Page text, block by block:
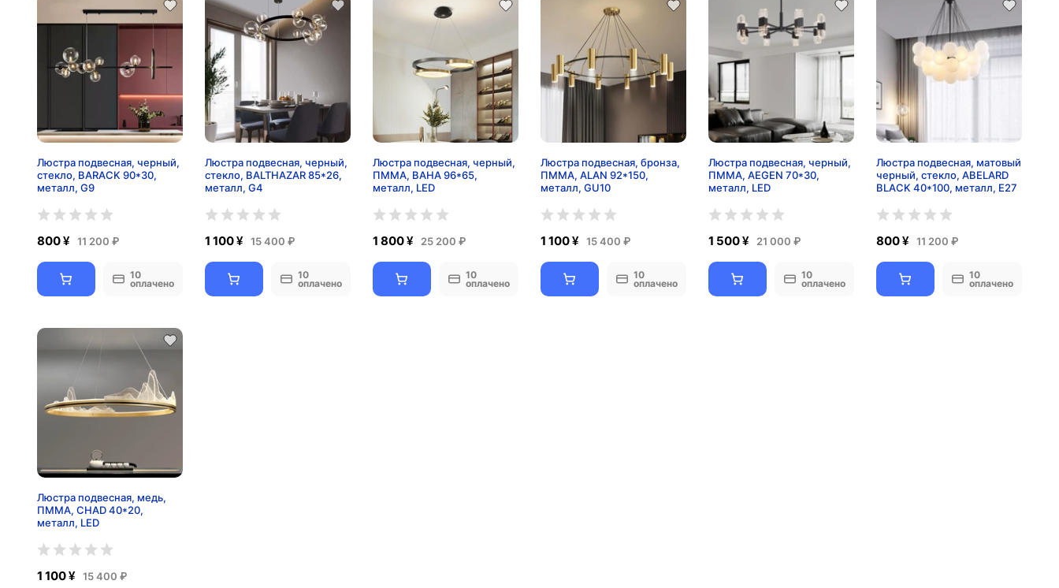
Люстра подвесная, черный,
стекло, BARACK 90*30,
металл, G9
800 ¥ 11 200 ₽
10
оплачено
Люстра подвесная, черный,
стекло, BALTHAZAR 85*26,
металл, G4
1 100 ¥ 15 400 ₽
10
оплачено
Люстра подвесная, черный,
ПММА, BAHA 96*65,
металл, LED
1 800 ¥ 25 200 ₽
10
оплачено
Люстра подвесная, бронза,
ПММА, ALAN 92*150,
металл, GU10
1 100 ¥ 15 400 ₽
10
оплачено
Люстра подвесная, черный,
ПММА, AEGEN 70*30,
металл, LED
1 500 ¥ 21 000 ₽
10
оплачено
Люстра подвесная, матовый
черный, стекло, ABELARD
BLACK 40*100, металл, Е27
800 ¥ 11 200 ₽
10
оплачено
Люстра подвесная, медь,
ПММА, CHAD 40*20,
металл, LED
1 100 ¥ 15 400 ₽